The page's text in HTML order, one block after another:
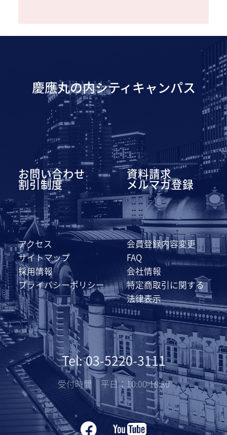
慶應丸の内シティキャンパス
お問い合わせ 資料請求
割引制度 メルマガ登録
アクセス
会員登録内容変更
サイトマップ
FAQ
採用情報
会社情報
プライバシーポリシー
特定商取引に関する
法律表示
Tel: 03-5220-3111
受付時間 平日：10:00-18:30